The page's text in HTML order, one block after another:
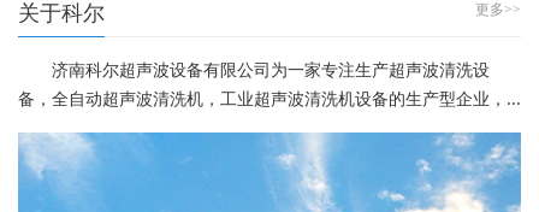
更多>>
关于科尔
济南科尔超声波设备有限公司为一家专注生产超声波清洗设
备，全自动超声波清洗机，工业超声波清洗机设备的生产型企业，...